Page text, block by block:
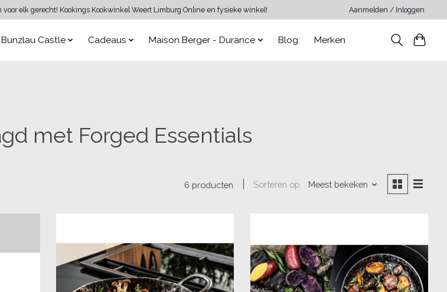
elk gerecht! Kookings Kookwinkel Weert Limburg Online en fysieke winkel! Aanmelden / Inloggen
Bunzlau Castle Cadeaus Maison Berger - Durance Blog: Merken
met Forged Essentials
6 producten Sorteren op Meest bekeken